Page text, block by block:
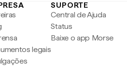
legais
SUPORTE
Central de Ajuda
Status
Baixe o app Morse